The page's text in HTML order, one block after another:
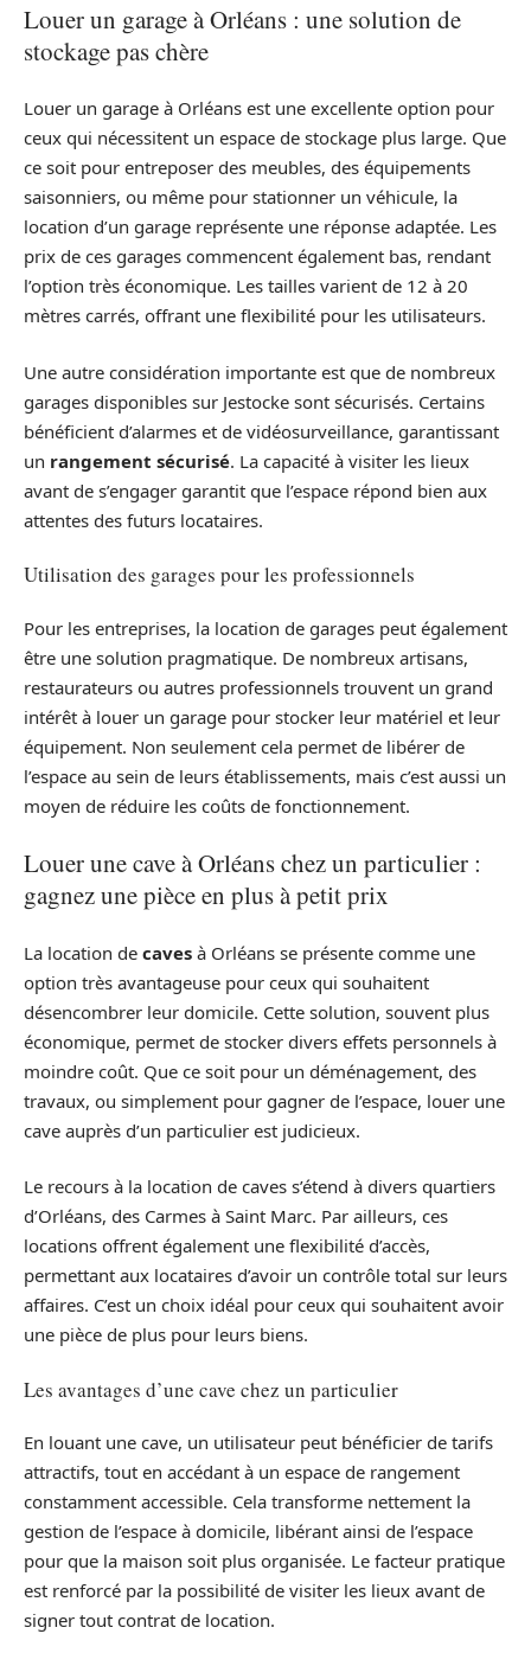
Louer un garage à Orléans : une solution de
stockage pas chère
Louer un garage à Orléans est une excellente option pour
ceux qui nécessitent un espace de stockage plus large. Que
ce soit pour entreposer des meubles, des équipements
saisonniers, ou même pour stationner un véhicule, la
location d’un garage représente une réponse adaptée. Les
prix de ces garages commencent également bas, rendant
l’option très économique. Les tailles varient de 12 à 20
mètres carrés, offrant une flexibilité pour les utilisateurs.
Une autre considération importante est que de nombreux
garages disponibles sur Jestocke sont sécurisés. Certains
bénéficient d’alarmes et de vidéosurveillance, garantissant
un rangement sécurisé. La capacité à visiter les lieux
avant de s’engager garantit que l’espace répond bien aux
attentes des futurs locataires.
Utilisation des garages pour les professionnels
Pour les entreprises, la location de garages peut également
être une solution pragmatique. De nombreux artisans,
restaurateurs ou autres professionnels trouvent un grand
intérêt à louer un garage pour stocker leur matériel et leur
équipement. Non seulement cela permet de libérer de
l’espace au sein de leurs établissements, mais c’est aussi un
moyen de réduire les coûts de fonctionnement.
Louer une cave à Orléans chez un particulier :
gagnez une pièce en plus à petit prix
La location de caves à Orléans se présente comme une
option très avantageuse pour ceux qui souhaitent
désencombrer leur domicile. Cette solution, souvent plus
économique, permet de stocker divers effets personnels à
moindre coût. Que ce soit pour un déménagement, des
travaux, ou simplement pour gagner de l’espace, louer une
cave auprès d’un particulier est judicieux.
Le recours à la location de caves s’étend à divers quartiers
d’Orléans, des Carmes à Saint Marc. Par ailleurs, ces
locations offrent également une flexibilité d’accès,
permettant aux locataires d’avoir un contrôle total sur leurs
affaires. C’est un choix idéal pour ceux qui souhaitent avoir
une pièce de plus pour leurs biens.
Les avantages d’une cave chez un particulier
En louant une cave, un utilisateur peut bénéficier de tarifs
attractifs, tout en accédant à un espace de rangement
constamment accessible. Cela transforme nettement la
gestion de l’espace à domicile, libérant ainsi de l’espace
pour que la maison soit plus organisée. Le facteur pratique
est renforcé par la possibilité de visiter les lieux avant de
signer tout contrat de location.